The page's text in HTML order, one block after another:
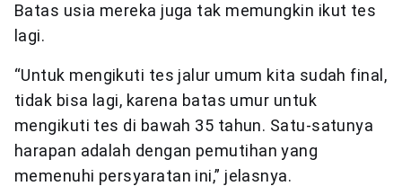
Batas usia mereka juga tak memungkin ikut tes
lagi.
“Untuk mengikuti tes jalur umum kita sudah final,
tidak bisa lagi, karena batas umur untuk
mengikuti tes di bawah 35 tahun. Satu-satunya
harapan adalah dengan pemutihan yang
memenuhi persyaratan ini,” jelasnya.